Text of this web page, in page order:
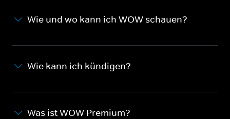
Wie und wo kann ich WOW schauen?
Wie kann ich kündigen?
Was ist WOW Premium?